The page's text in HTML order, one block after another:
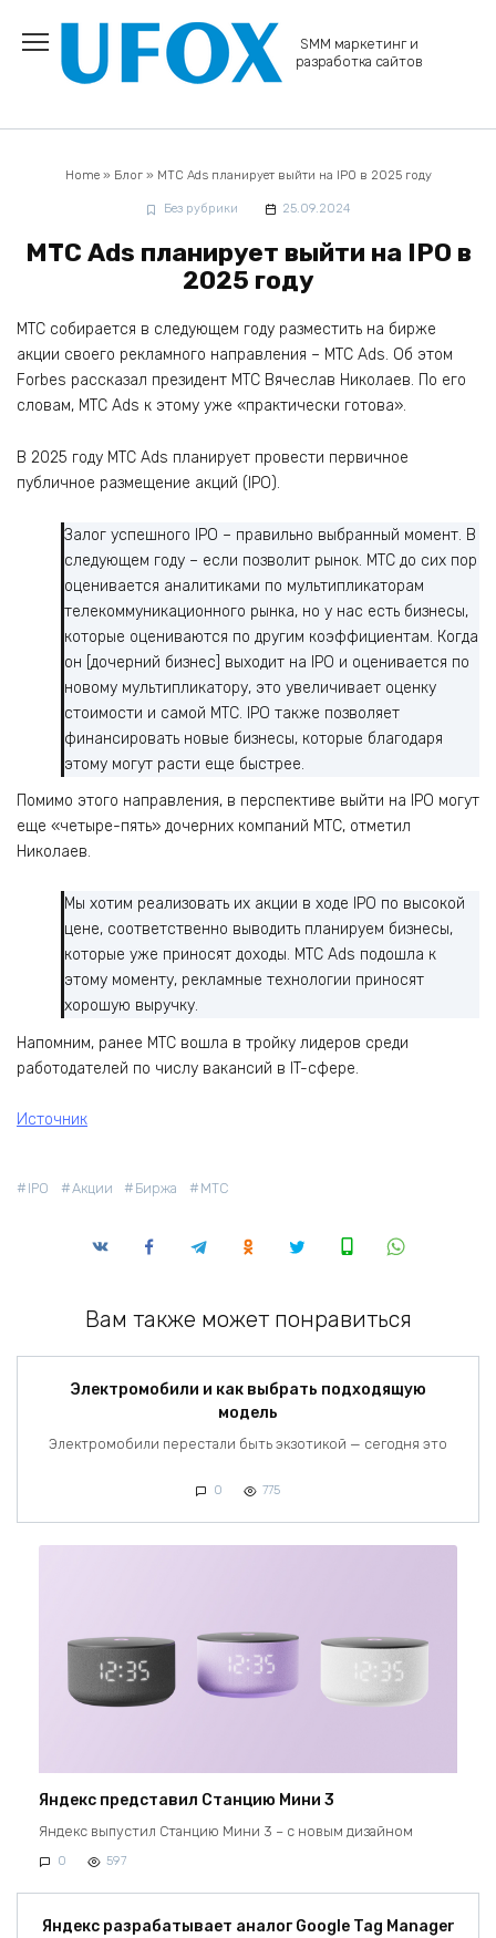
содержанию
SMM маркетинг и
разработка сайтов
Home» Блог» МТС Ads планирует выйти на IPO в 2025 году
Без рубрики 25.09.2024
МТС Ads планирует выйти на IPO в
2025 году
МТС собирается в следующем году разместить на бирже
акции своего рекламного направления – МТС Ads. Об этом
Forbes рассказал президент МТС Вячеслав Николаев. По его
словам, МТС Ads к этому уже «практически готова».
В 2025 году МТС Ads планирует провести первичное
публичное размещение акций (IPO).
Залог успешного IPO – правильно выбранный момент. В
следующем году – если позволит рынок. МТС до сих пор
оценивается аналитиками по мультипликаторам
телекоммуникационного рынка, но у нас есть бизнесы,
которые оцениваются по другим коэффициентам. Когда
он [дочерний бизнес] выходит на IPO и оценивается по
новому мультипликатору, это увеличивает оценку
стоимости и самой МТС. IPO также позволяет
финансировать новые бизнесы, которые благодаря
этому могут расти еще быстрее.
Помимо этого направления, в перспективе выйти на IPO могут
еще «четыре-пять» дочерних компаний МТС, отметил
Николаев.
Мы хотим реализовать их акции в ходе IPO по высокой
цене, соответственно выводить планируем бизнесы,
которые уже приносят доходы. МТС Ads подошла к
этому моменту, рекламные технологии приносят
хорошую выручку.
Напомним, ранее МТС вошла в тройку лидеров среди
работодателей по числу вакансий в IT-сфере.
Источник
IPO Акции Биржа МТС
Вам также может понравиться
Электромобили и как выбрать подходящую
модель
Электромобили перестали быть экзотикой — сегодня это
0 775
Яндекс представил Станцию Мини 3
Яндекс выпустил Станцию Мини 3 – с новым дизайном
0 597
Яндекс разрабатывает аналог Google Tag Manager